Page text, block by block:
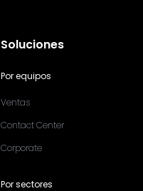
Soluciones
Por equipos
Ventas
Contact Center
Corporate
Por sectores